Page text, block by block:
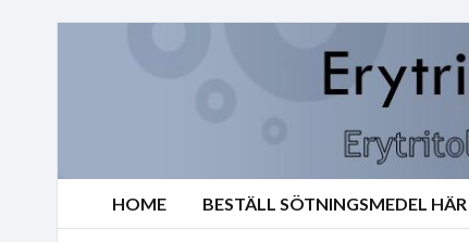
HOME BESTÄLL SÖTNINGSMEDEL HÄR